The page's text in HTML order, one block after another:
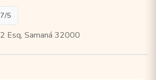
5
Esq, Samaná 32000